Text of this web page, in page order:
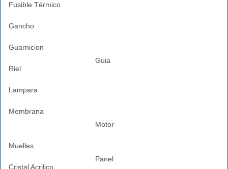
Fusible Térmico
Gancho
Guarnicion
Guia
Riel
Lampara
Membrana
Motor
Muelles
Panel
Cristal Acrilico